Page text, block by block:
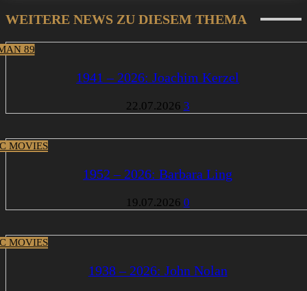
WEITERE NEWS ZU DIESEM THEMA
89
1941 – 2026: Joachim Kerzel
22.07.2026 3
MOVIES
1952 – 2026: Barbara Ling
19.07.2026 0
MOVIES
1938 – 2026: John Nolan